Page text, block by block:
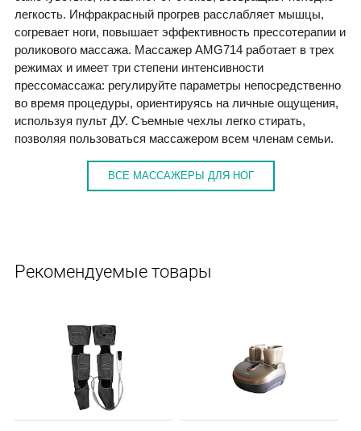
легкость. Инфракрасный прогрев расслабляет мышцы,
согревает ноги, повышает эффективность прессотерапии и
роликового массажа. Массажер AMG714 работает в трех
режимах и имеет три степени интенсивности
прессомассажа: регулируйте параметры непосредственно
во время процедуры, ориентируясь на личные ощущения,
используя пульт ДУ. Съемные чехлы легко стирать,
позволяя пользоваться массажером всем членам семьи.
ВСЕ МАССАЖЕРЫ ДЛЯ НОГ
Рекомендуемые товары